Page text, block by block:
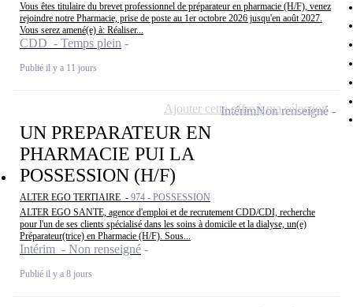
Vous êtes titulaire du brevet professionnel de préparateur en pharmacie (H/F), venez
rejoindre notre Pharmacie, prise de poste au 1er octobre 2026 jusqu'en août 2027.
Vous serez amené(e) à: Réaliser...
CDD - Temps plein
Publié il y a 11 jours
UN PREPARATEUR EN
PHARMACIE PUI LA
POSSESSION (H/F)
ALTER EGO TERTIAIRE - 974 - POSSESSION
ALTER EGO SANTE, agence d'emploi et de recrutement CDD/CDI, recherche
pour l'un de ses clients spécialisé dans les soins à domicile et la dialyse, un(e)
Préparateur(trice) en Pharmacie (H/F). Sous...
Intérim - Non renseigné
Publié il y a 8 jours
IntérimNon renseigné
Ajouter cette offre à ma sélection